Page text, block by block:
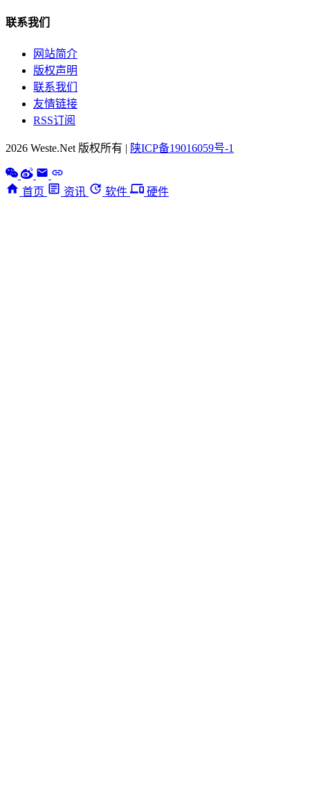
联系我们
网站简介
版权声明
联系我们
友情链接
RSS订阅
2026 Weste.Net 版权所有 | 陕ICP备19016059号-1
首页 资讯 软件 硬件